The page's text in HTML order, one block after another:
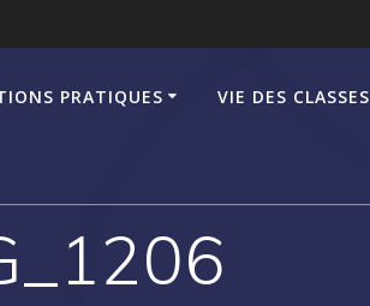
PRATIQUES VIE DES CLASSES